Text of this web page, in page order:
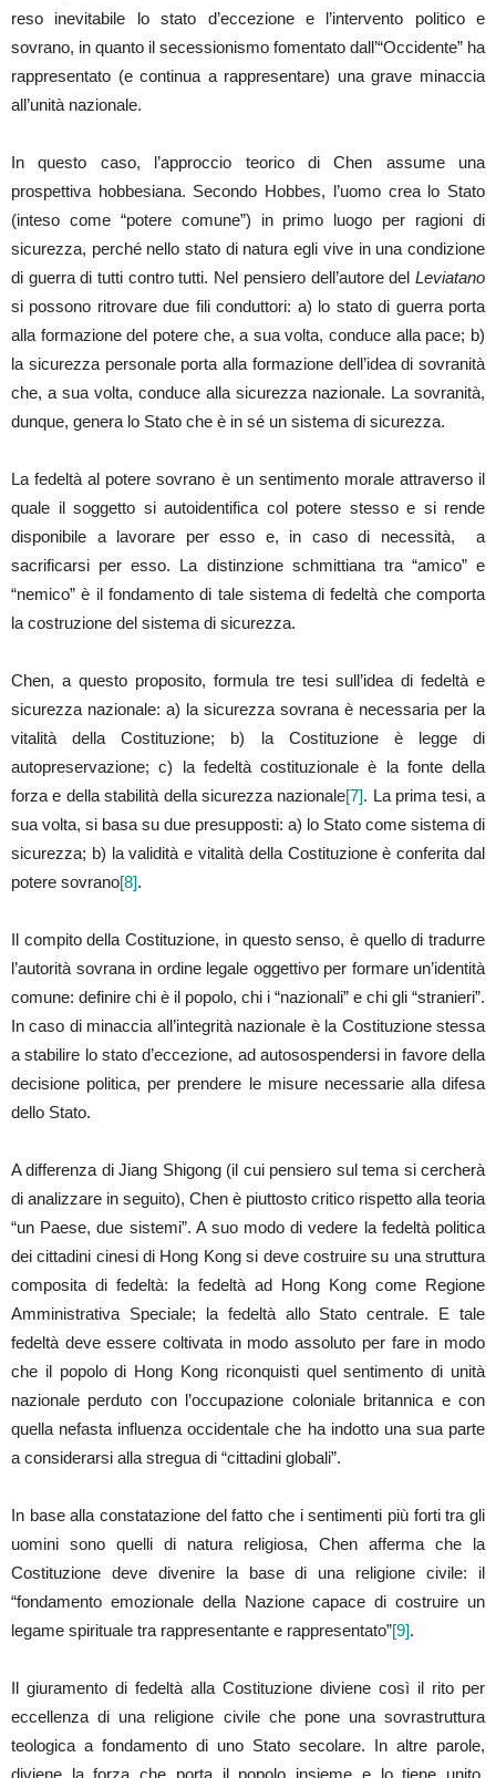
reso inevitabile lo stato d’eccezione e l’intervento politico e
sovrano, in quanto il secessionismo fomentato dall’“Occidente” ha
rappresentato (e continua a rappresentare) una grave minaccia
all’unità nazionale.
In questo caso, l’approccio teorico di Chen assume una
prospettiva hobbesiana. Secondo Hobbes, l’uomo crea lo Stato
(inteso come “potere comune”) in primo luogo per ragioni di
sicurezza, perché nello stato di natura egli vive in una condizione
di guerra di tutti contro tutti. Nel pensiero dell’autore del Leviatano
si possono ritrovare due fili conduttori: a) lo stato di guerra porta
alla formazione del potere che, a sua volta, conduce alla pace; b)
la sicurezza personale porta alla formazione dell’idea di sovranità
che, a sua volta, conduce alla sicurezza nazionale. La sovranità,
dunque, genera lo Stato che è in sé un sistema di sicurezza.
La fedeltà al potere sovrano è un sentimento morale attraverso il
quale il soggetto si autoidentifica col potere stesso e si rende
disponibile a lavorare per esso e, in caso di necessità, a
sacrificarsi per esso. La distinzione schmittiana tra “amico” e
“nemico” è il fondamento di tale sistema di fedeltà che comporta
la costruzione del sistema di sicurezza.
Chen, a questo proposito, formula tre tesi sull’idea di fedeltà e
sicurezza nazionale: a) la sicurezza sovrana è necessaria per la
vitalità della Costituzione; b) la Costituzione è legge di
autopreservazione; c) la fedeltà costituzionale è la fonte della
forza e della stabilità della sicurezza nazionale[7]. La prima tesi, a
sua volta, si basa su due presupposti: a) lo Stato come sistema di
sicurezza; b) la validità e vitalità della Costituzione è conferita dal
potere sovrano[8].
Il compito della Costituzione, in questo senso, è quello di tradurre
l’autorità sovrana in ordine legale oggettivo per formare un’identità
comune: definire chi è il popolo, chi i “nazionali” e chi gli “stranieri”.
In caso di minaccia all’integrità nazionale è la Costituzione stessa
a stabilire lo stato d’eccezione, ad autosospendersi in favore della
decisione politica, per prendere le misure necessarie alla difesa
dello Stato.
A differenza di Jiang Shigong (il cui pensiero sul tema si cercherà
di analizzare in seguito), Chen è piuttosto critico rispetto alla teoria
“un Paese, due sistemi”. A suo modo di vedere la fedeltà politica
dei cittadini cinesi di Hong Kong si deve costruire su una struttura
composita di fedeltà: la fedeltà ad Hong Kong come Regione
Amministrativa Speciale; la fedeltà allo Stato centrale. E tale
fedeltà deve essere coltivata in modo assoluto per fare in modo
che il popolo di Hong Kong riconquisti quel sentimento di unità
nazionale perduto con l’occupazione coloniale britannica e con
quella nefasta influenza occidentale che ha indotto una sua parte
a considerarsi alla stregua di “cittadini globali”.
In base alla constatazione del fatto che i sentimenti più forti tra gli
uomini sono quelli di natura religiosa, Chen afferma che la
Costituzione deve divenire la base di una religione civile: il
“fondamento emozionale della Nazione capace di costruire un
legame spirituale tra rappresentante e rappresentato”[9].
Il giuramento di fedeltà alla Costituzione diviene così il rito per
eccellenza di una religione civile che pone una sovrastruttura
teologica a fondamento di uno Stato secolare. In altre parole,
diviene la forza che porta il popolo insieme e lo tiene unito.